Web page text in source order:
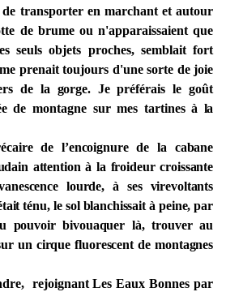
de transporter en marchant et autour
de brume ou n'apparaissaient que
seuls objets proches, semblait fort
prenait toujours d'une sorte de joie
de la gorge.Je préférais le goût
de montagne sur mes tartines à la
de l’encoignure de la cabane
attention à la froideur croissante
lourde, à ses virevoltants
ténu, le sol blanchissait à peine, par
pouvoir bivouaquer là, trouver au
un cirque fluorescent de montagnes
rejoignant Les Eaux Bonnes par